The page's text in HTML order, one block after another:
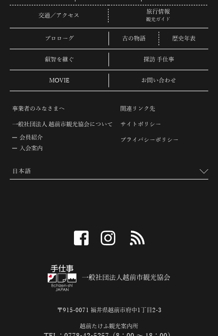
交通／アクセス
旅行情報
観光ガイド
プロローグ 古の物語 歴史年表
叡智を継ぐ 探訪 手仕事
MOVIE お問い合わせ
事業者のみなさまへ
一般社団法人 越前市観光協会について
会員紹介
入会案内
関連リンク先
サイトポリシー
プライバシーポリシー
facebook instagram
一般社団法人越前市観光協会
〒915-0071 福井県越前市府中1丁目2-3
越前たけふ観光案内所